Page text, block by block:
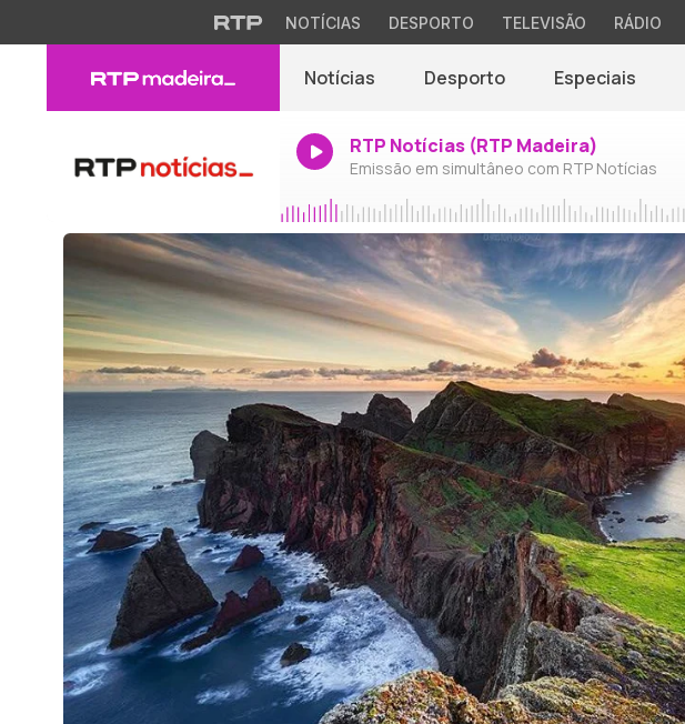
NOTÍCIAS DESPORTO TELEVISÃO RÁDIO
Notícias Desporto Especiais
RTP Notícias (RTP Madeira)
Emissão em simultâneo com RTP Notícias